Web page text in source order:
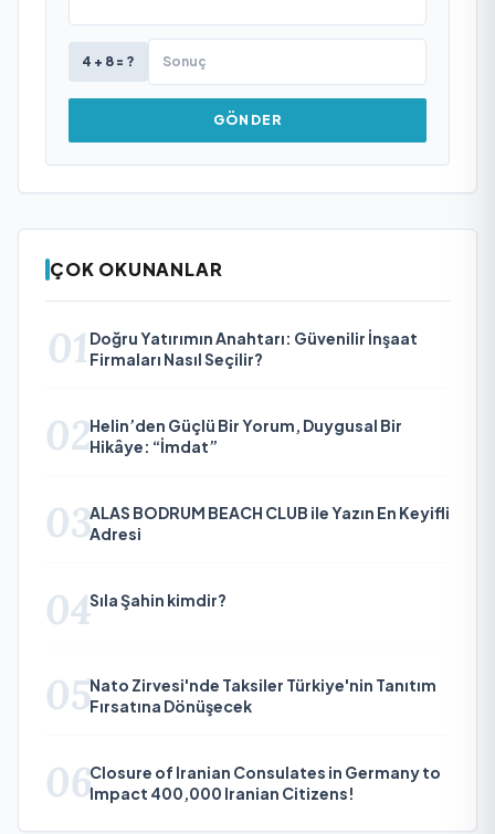
4 + 8 = ?
GÖNDER
ÇOK OKUNANLAR
01 Doğru Yatırımın Anahtarı: Güvenilir İnşaat
Firmaları Nasıl Seçilir?
02Helin’den Güçlü Bir Yorum, Duygusal Bir
Hikâye: “İmdat”
03ALAS BODRUM BEACH CLUB ile Yazın En Keyifli
Adresi
04Sıla Şahin kimdir?
05Nato Zirvesi'nde Taksiler Türkiye'nin Tanıtım
Fırsatına Dönüşecek
06Closure of Iranian Consulates in Germany to
Impact 400,000 Iranian Citizens!